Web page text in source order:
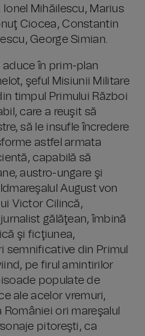
Mihăilescu, Marius
Ciocea, Constantin
George Simian.
în prim-plan
şeful Misiunii Militare
timpul Primului Război
care a reuşit să
să le insufle încredere
astfel armata
capabilă să
austro-ungare şi
August von
Victor Cilincă,
gălăţean, îmbină
şi ficţiunea,
semnificative din Primul
pe firul amintirilor
populate de
ale acelor vremuri,
ori mareşalul
pitoreşti, ca